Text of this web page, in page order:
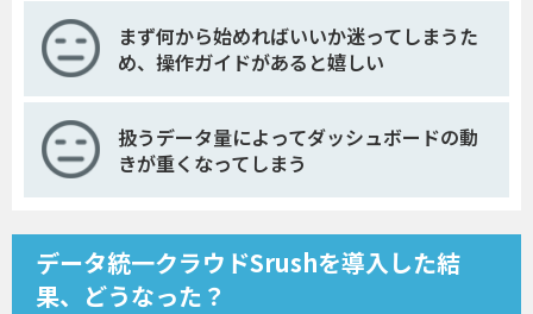
まず何から始めればいいか迷ってしまうた
め、操作ガイドがあると嬉しい
扱うデータ量によってダッシュボードの動
きが重くなってしまう
データ統一クラウドSrushを導入した結
果、どうなった？